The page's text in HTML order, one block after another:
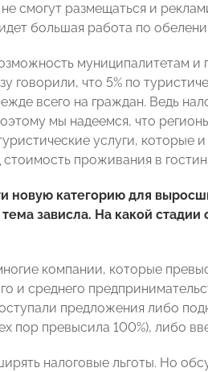
смогут размещаться и
большая работа по
муниципалитетам и
говорили, что 5% по
всего на граждан. Ведь
мы надеемся, что
услуги, которые
стоимость проживания в
новую категорию для
зависла. На какой
компании, которые
и среднего
предложения либо
пор превысила 100%), либо
налоговые льготы. Но